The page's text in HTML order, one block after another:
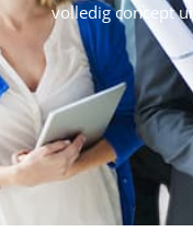
volledig concept